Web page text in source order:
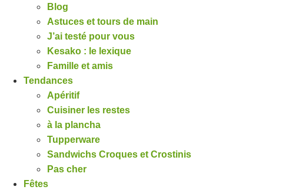
Blog
Astuces et tours de main
J’ai testé pour vous
Kesako : le lexique
Famille et amis
Tendances
Apéritif
Cuisiner les restes
à la plancha
Tupperware
Sandwichs Croques et Crostinis
Pas cher
Fêtes